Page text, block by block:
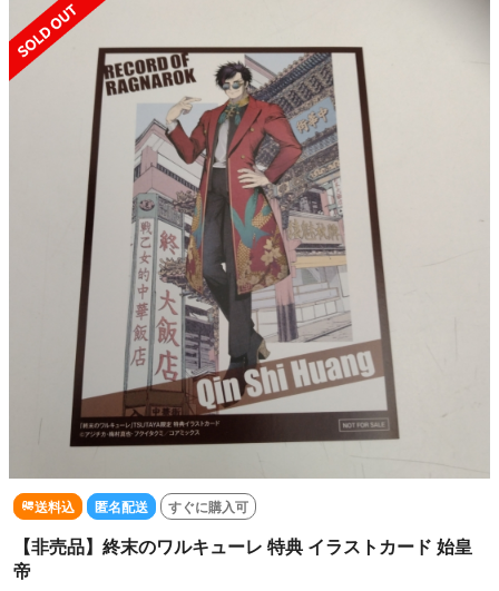
送料込 匿名配送 すぐに購入可
【非売品】終末のワルキューレ 特典 イラストカード 始皇
帝